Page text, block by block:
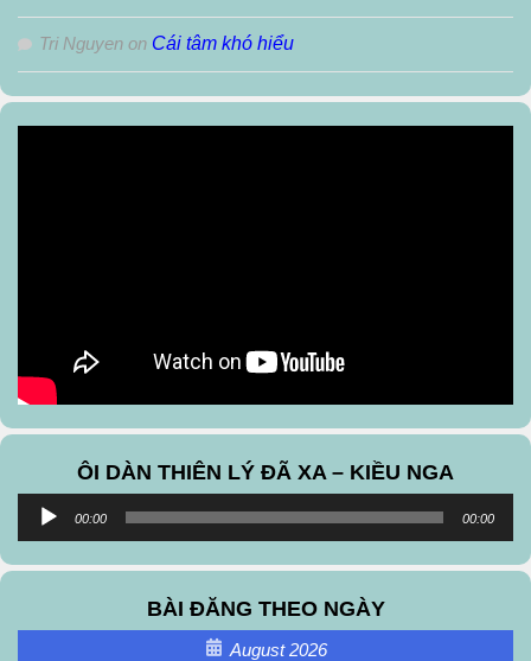
Tri Nguyen on Cái tâm khó hiểu
ÔI DÀN THIÊN LÝ ĐÃ XA – KIỀU NGA
Audio
00:00 00:00
BÀI ĐĂNG THEO NGÀY
August 2026